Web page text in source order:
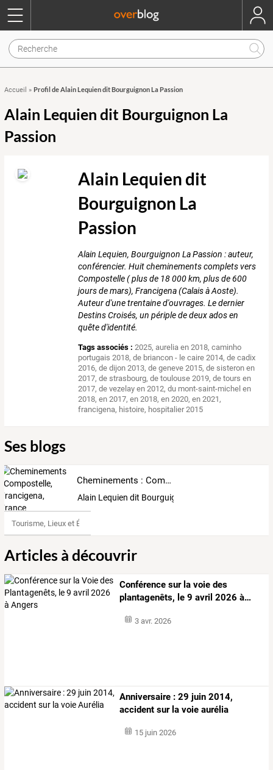
Accueil » Profil de Alain Lequien dit Bourguignon La Passion
Alain Lequien dit Bourguignon La
Passion
Alain Lequien dit
Bourguignon La
Passion
Alain Lequien, Bourguignon La Passion : auteur,
conférencier. Huit cheminements complets vers
Compostelle ( plus de 18 000 km, plus de 600
jours de mars), Francigena (Calais à Aoste).
Auteur d'une trentaine d'ouvrages. Le dernier
Destins Croisés, un périple de deux ados en
quête d'identité.
Tags associés : 2025,aurelia en 2018,caminho
portugais 2018,de briancon - le caire 2014,de cadix
2016,de dijon 2013,de geneve 2015,de sisteron en
2017,de strasbourg,de toulouse 2019,de tours en
2017,de vezelay en 2012,du mont-saint-michel en
2018,en 2017,en 2018,en 2020,en 2021,
francigena, histoire, hospitalier 2015
Ses blogs
Cheminements : Compostelle, Francigena, France
Alain Lequien dit Bourguignon La Passion
Tourisme, Lieux et Événements
Articles à découvrir
Conférence surla voie des
plantagenêts, le 9 avril 2026 à…
3 avr. 2026
Anniversaire : 29 juin 2014,
accident sur la voie aurélia
15 juin 2026